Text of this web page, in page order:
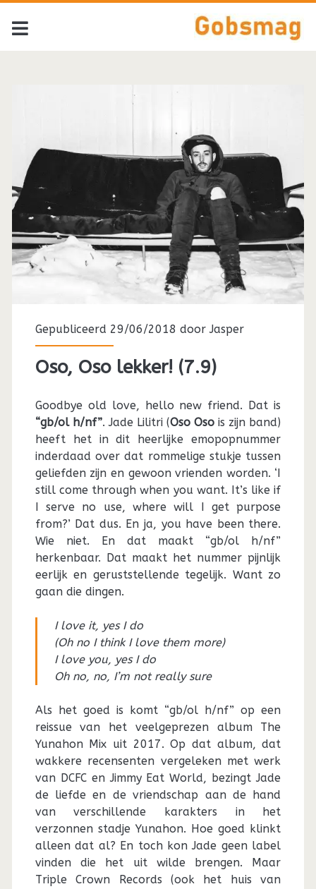
Eat
World</span>
Gepubliceerd 29/06/2018 doorJasper
Oso, Oso lekker! (7.9)
Goodbye old love, hello new friend. Dat is
“gb/ol h/nf”. Jade Lilitri (Oso Oso is zijn band)
heeft het in dit heerlijke emopopnummer
inderdaad over dat rommelige stukje tussen
geliefden zijn en gewoon vrienden worden. ‘I
still come through when you want. It’s like if
I serve no use, where will I get purpose
from?’ Dat dus. En ja, you have been there.
Wie niet. En dat maakt “gb/ol h/nf”
herkenbaar. Dat maakt het nummer pijnlijk
eerlijk en geruststellende tegelijk. Want zo
gaan die dingen.
I love it, yes I do
(Oh no I think I love them more)
I love you, yes I do
Oh no, no, I’m not really sure
Als het goed is komt “gb/ol h/nf” op een
reissue van het veelgeprezen album The
Yunahon Mix uit 2017. Op dat album, dat
wakkere recensenten vergeleken met werk
van DCFC en Jimmy Eat World, bezingt Jade
de liefde en de vriendschap aan de hand
van verschillende karakters in het
verzonnen stadje Yunahon. Hoe goed klinkt
alleen dat al? En toch kon Jade geen label
vinden die het uit wilde brengen. Maar
Triple Crown Records (ook het huis van